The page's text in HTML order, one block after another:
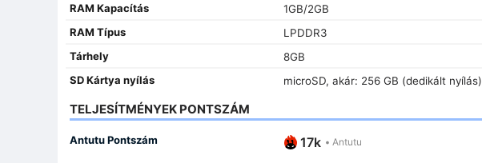
RAM Kapacítás
1GB/2GB
RAM Típus
LPDDR3
Tárhely
8GB
SD Kártya nyílás
microSD, akár: 256 GB (dedikált nyílás)
TELJESÍTMÉNYEK PONTSZÁM
Antutu Pontszám 17k • Antutu